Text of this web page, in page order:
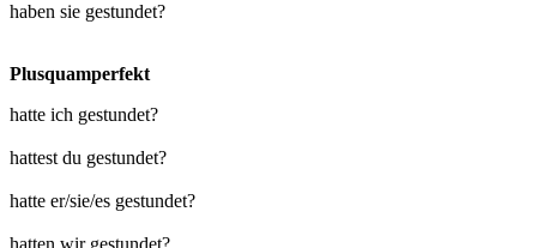
haben sie gestundet?
Plusquamperfekt
hatte ich gestundet?
hattest du gestundet?
hatte er/sie/es gestundet?
hatten wir gestundet?